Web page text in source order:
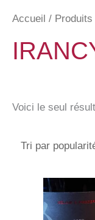
Accueil / Produits
Voici le seul